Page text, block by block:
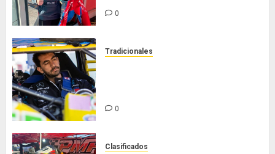
0
Tradicionales
0
Clasificados